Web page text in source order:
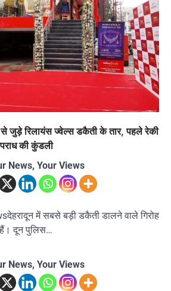
जुड़े रिलायंस ज्वेल्स डकैती के तार, पहले रेकी
की कुंडली
News, Your Views
में सबसे बड़ी डकैती डालने वाले गिरोह
दून पुलिस…
News, Your Views